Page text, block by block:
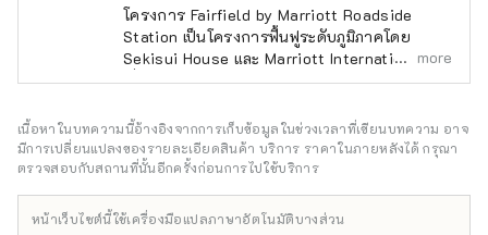
โครงการ Fairfield by Marriott Roadside
Station เป็นโครงการฟื้นฟูระดับภูมิภาคโดย
Sekisui House และ Marriott International ซึ่ง
เกี่ยวข้องกับการพัฒนาโรงแรมใกล้สถานีริมถนน
ไม่จัดให้มีบริการอาหารภายในโรงแรม แต่ส่ง
เสริมให้แขกใช้บริการจุดบริการริมถนนและร้าน
อาหารท้องถิ่นแทน เพื่อให้แขกได้พบปะกับคนใน
พื้นที่อย่างเต็มที่ พนักงานของโรงแรมมีความคุ้น
more
เนื้อหาในบทความนี้อ้างอิงจากการเก็บข้อมูลในช่วงเวลาที่เขียนบทความ อาจ
มีการเปลี่ยนแปลงของรายละเอียดสินค้า บริการ ราคาในภายหลังได้ กรุณา
ตรวจสอบกับสถานที่นั้นอีกครั้งก่อนการไปใช้บริการ
หน้าเว็บไซต์นี้ใช้เครื่องมือแปลภาษาอัตโนมัติบางส่วน